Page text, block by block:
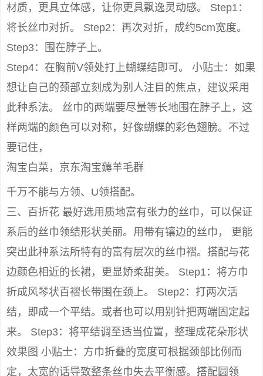
材质，更具立体感，让你更具飘逸灵动感。 Step1：
将长丝巾对折。 Step2：再次对折，成约5cm宽度。
Step3：围在脖子上。
Step4：在胸前V领处打上蝴蝶结即可。 小贴士：如果
想让自己的颈部立刻成为别人注目的焦点，建议采用
此种系法。 丝巾的两端要尽量等长地围在脖子上，这
样两端的颜色可以对称，好像蝴蝶的彩色翅膀。不过
要记住，
淘宝白菜，京东淘宝薅羊毛群
千万不能与方领、U领搭配。
三、百折花 最好选用质地富有张力的丝巾，可以保证
系后的丝巾领结形状美丽。用带有镶边的丝巾， 更能
突出此种系法所特有的富有层次的丝巾褶。搭配与花
边颜色相近的长裙，更显娇柔甜美。 Step1：将方巾
折成风琴状百褶长带围在颈上。 Step2：打两次活
结，即成一个平结。或者也可以用别针把两端固定起
来。 Step3：将平结调至适当位置，整理成花朵形状
效果图 小贴士：方巾折叠的宽度可根据颈部比例而
定，太宽的话导致整条丝巾失去平衡感。搭配圆领